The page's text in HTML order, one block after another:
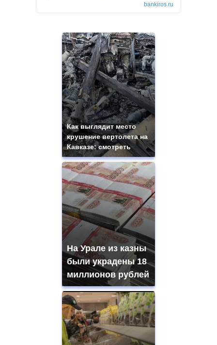
bankiros.ru
Как выглядит место
крушение вертолета на
Кавказе: смотреть
На Урале из казны
были украдены 18
миллионов рублей